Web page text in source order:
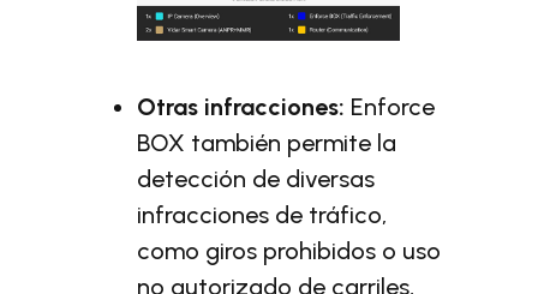
Otras infracciones: Enforce
BOX también permite la
detección de diversas
infracciones de tráfico,
como giros prohibidos o uso
no autorizado de carriles,